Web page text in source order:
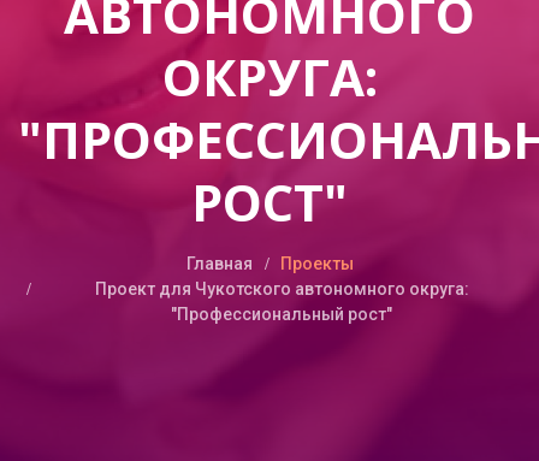
АВТОНОМНОГО
ОКРУГА:
РОСТ"
Главная
Проекты
Проект для Чукотского автономного округа:
"Профессиональный рост"